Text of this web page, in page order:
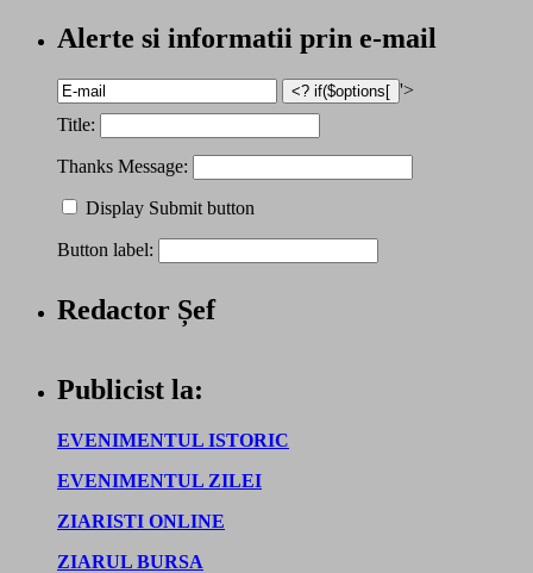
Alerte si informatii prin e-mail
'>
Title:
Thanks Message:
Display Submit button
Button label:
Redactor Șef
Publicist la:
EVENIMENTUL ISTORIC
EVENIMENTUL ZILEI
ZIARISTI ONLINE
ZIARUL BURSA